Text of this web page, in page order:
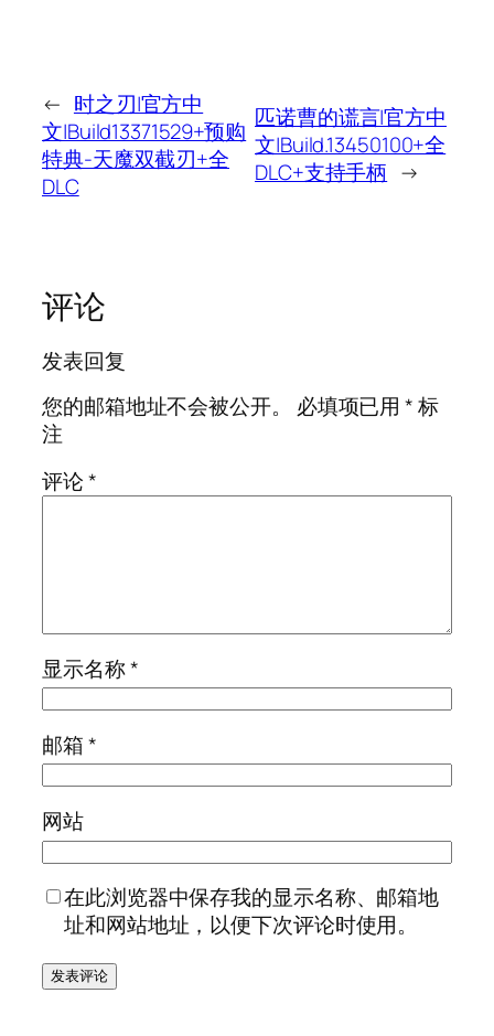
← 时之刃|官方中
文|Build13371529+预购
特典-天魔双截刃+全
DLC
匹诺曹的谎言|官方中
文|Build.13450100+全
DLC+支持手柄 →
评论
发表回复
您的邮箱地址不会被公开。
必填项已用*标
注
评论*
显示名称*
邮箱*
网站
在此浏览器中保存我的显示名称、邮箱地
址和网站地址，以便下次评论时使用。